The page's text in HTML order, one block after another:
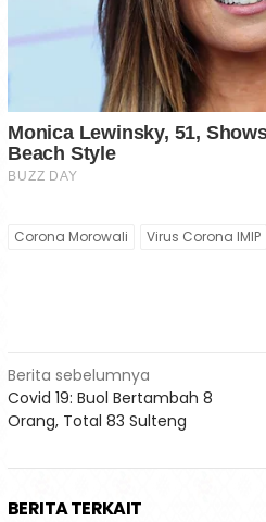
Corona Morowali Virus Corona IMIP
Navigasi
pos
Berita sebelumnya
Covid 19: Buol Bertambah 8
Orang, Total 83 Sulteng
BERITA TERKAIT